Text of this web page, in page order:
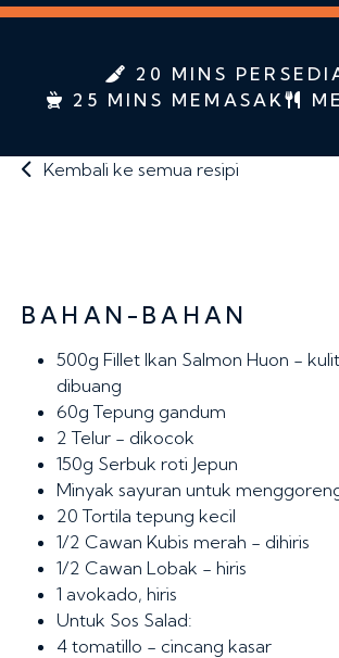
20 MINS
25 MINS MEMASAK
Kembali ke semua resipi
BAHAN-BAHAN
500g Fillet Ikan Salmon Huon -
dibuang
60gTepung gandum
2Telur - dikocok
150g Serbuk roti Jepun
Minyak sayuran untuk
20Tortila tepung kecil
1/2 Cawan Kubis merah - dihiris
1/2 Cawan Lobak - hiris
1 avokado, hiris
Untuk Sos Salad:
4 tomatillo - cincang kasar